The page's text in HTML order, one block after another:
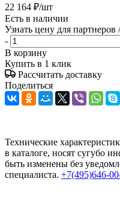
22 164 ₽/шт
Есть в наличии
Узнать цену для
-
В корзину
Купить в 1 клик
Рассчитать доставку
Поделиться
Технические
в каталоге, носят сугубо
быть изменены без
специалиста. +7(495)646-